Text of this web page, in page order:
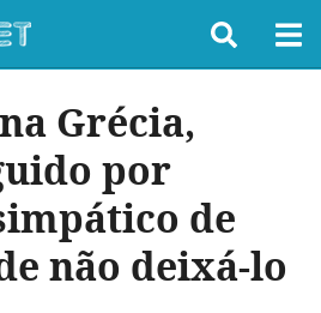
Grécia,
por
de
não deixá-lo